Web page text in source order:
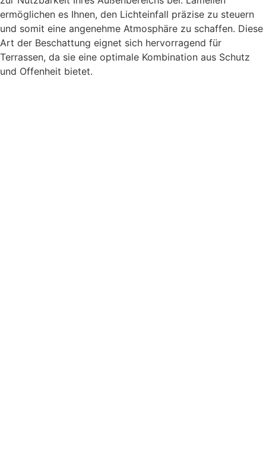
ermöglichen es Ihnen, den Lichteinfall präzise zu steuern
und somit eine angenehme Atmosphäre zu schaffen. Diese
Art der Beschattung eignet sich hervorragend für
Terrassen, da sie eine optimale Kombination aus Schutz
und Offenheit bietet.